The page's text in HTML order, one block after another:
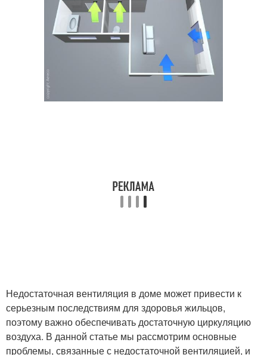
Недостаточная вентиляция в доме может привести к
серьезным последствиям для здоровья жильцов,
поэтому важно обеспечивать достаточную циркуляцию
воздуха. В данной статье мы рассмотрим основные
проблемы, связанные с недостаточной вентиляцией, и